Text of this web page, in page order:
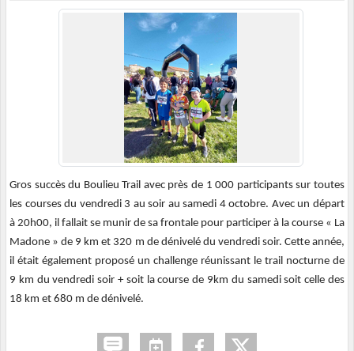
Gros succès du Boulieu Trail avec près de 1 000 participants sur toutes
les courses du vendredi 3 au soir au samedi 4 octobre. Avec un départ
à 20h00, il fallait se munir de sa frontale pour participer à la course « La
Madone » de 9 km et 320 m de dénivelé du vendredi soir. Cette année,
il était également proposé un challenge réunissant le trail nocturne de
9 km du vendredi soir + soit la course de 9km du samedi soit celle des
18 km et 680 m de dénivelé.